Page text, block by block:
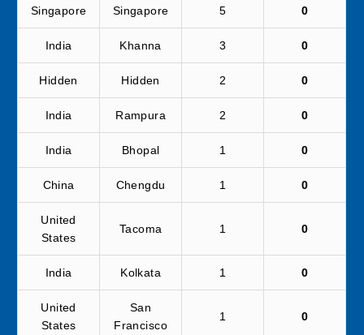
Singapore Singapore 5 0
India Khanna 3 0
Hidden Hidden 2 0
India Rampura 2 0
India Bhopal 1 0
China Chengdu 1 0
United
States
Tacoma 1 0
India Kolkata 1 0
United
States
San
Francisco
1 0